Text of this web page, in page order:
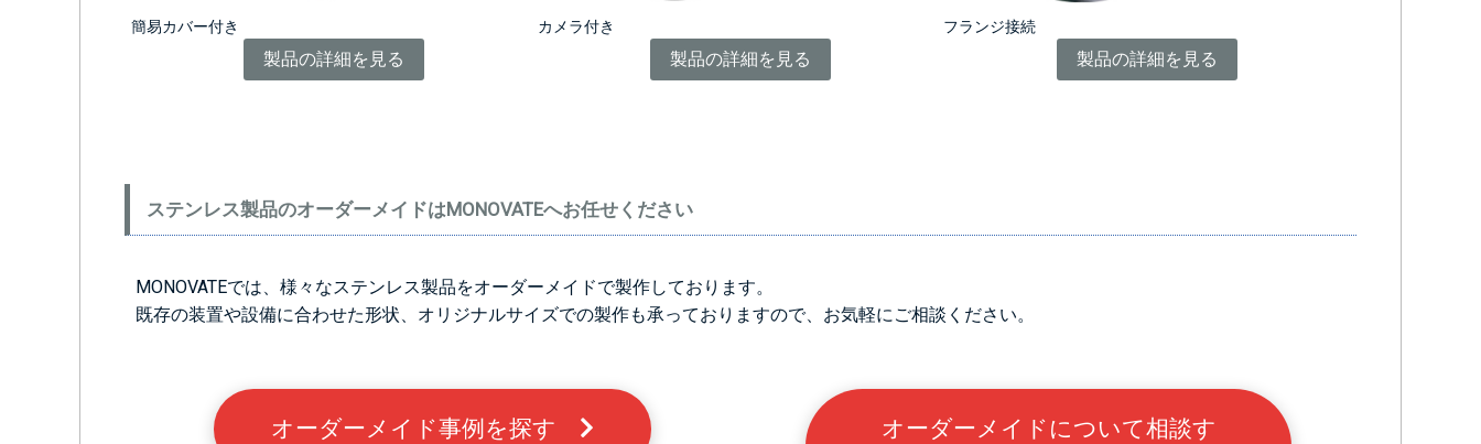
簡易カバー付き
製品の詳細を見る
カメラ付き
製品の詳細を見る
フランジ接続
製品の詳細を見る
ステンレス製品のオーダーメイドはMONOVATEへお任せください
MONOVATEでは、様々なステンレス製品をオーダーメイドで製作しております。
既存の装置や設備に合わせた形状、オリジナルサイズでの製作も承っておりますので、お気軽にご相談ください。
オーダーメイド事例を探す
オーダーメイドについて相談す